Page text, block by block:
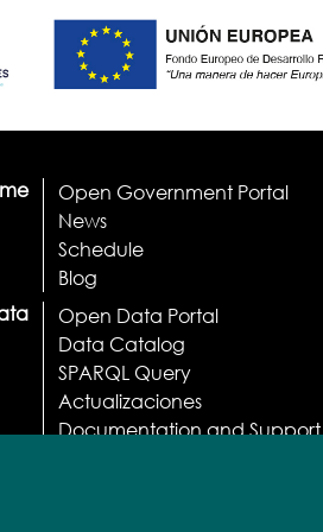
Open Government Portal
News
Schedule
Blog
Open Data Portal
Data Catalog
SPARQL Query
Actualizaciones
Documentation and Support